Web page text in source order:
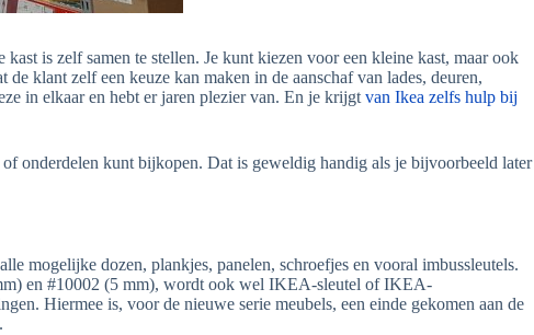
is zelf samen te stellen. Je kunt kiezen voor een kleine kast, maar ook
de klant zelf een keuze kan maken in de aanschaf van lades, deuren,
in elkaar en hebt er jaren plezier van. En je krijgtvan Ikea zelfs hulp bij
onderdelen kunt bijkopen. Dat is geweldig handig als je bijvoorbeeld later
mogelijke dozen, plankjes, panelen, schroefjes en vooral imbussleutels.
en #10002 (5 mm), wordt ook wel IKEA-sleutel of IKEA-
Hiermee is, voor de nieuwe serie meubels, een einde gekomen aan de